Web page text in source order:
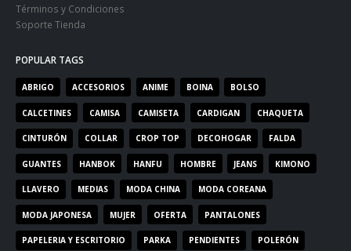
Términos y Condiciones
Soporte Tienda
POPULAR TAGS
ABRIGO ACCESORIOS ANIME BOINA BOLSO
CALCETINES CAMISA CAMISETA CARDIGAN CHAQUETA
CINTURÓN COLLAR CROP TOP DECOHOGAR FALDA
GUANTES HANBOK HANFU HOMBRE JEANS KIMONO
LLAVERO MEDIAS MODA CHINA MODA COREANA
MODA JAPONESA MUJER OFERTA PANTALONES
PAPELERIA Y ESCRITORIO PARKA PENDIENTES POLERÓN